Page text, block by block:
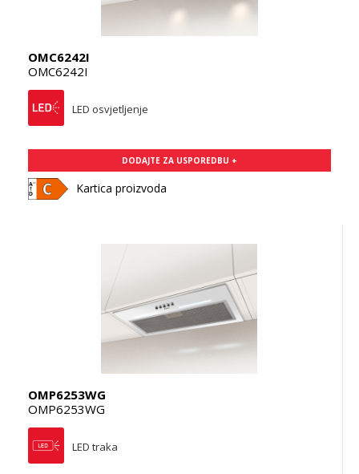
OMC6242I
OMC6242I
LED osvjetljenje
DODAJTE ZA USPOREDBU +
Kartica proizvoda
OMP6253WG
OMP6253WG
LED traka